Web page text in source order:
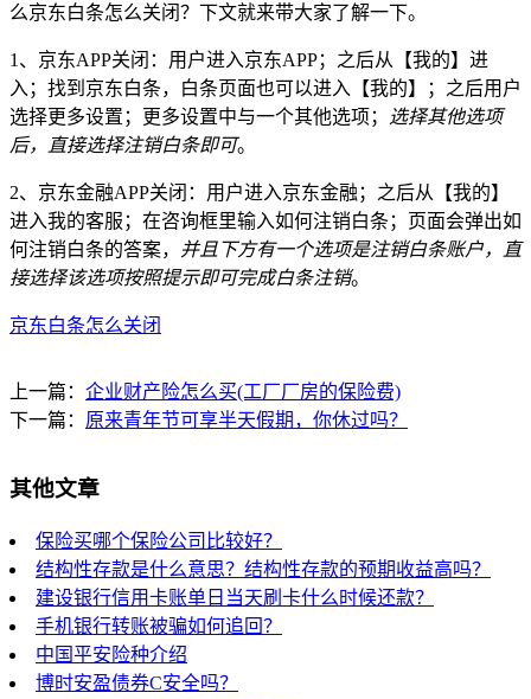
么京东白条怎么关闭？下文就来带大家了解一下。
1、京东APP关闭：用户进入京东APP；之后从【我的】进
入；找到京东白条，白条页面也可以进入【我的】；之后用户
选择更多设置；更多设置中与一个其他选项；
选择其他选项
后，直接选择注销白条即可。
2、京东金融APP关闭：用户进入京东金融；之后从【我的】
进入我的客服；在咨询框里输入如何注销白条；页面会弹出如
何注销白条的答案，
并且下方有一个选项是注销白条账户，直
接选择该选项按照提示即可完成白条注销。
京东白条怎么关闭
上一篇： 企业财产险怎么买(工厂厂房的保险费)
下一篇： 原来青年节可享半天假期，你休过吗？
其他文章
保险买哪个保险公司比较好？
结构性存款是什么意思？结构性存款的预期收益高吗？
建设银行信用卡账单日当天刷卡什么时候还款？
手机银行转账被骗如何追回？
中国平安险种介绍
博时安盈债券C安全吗？